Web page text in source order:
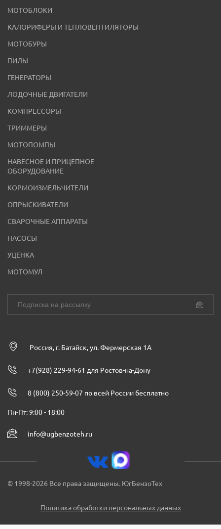
МОТОБЛОКИ
КАЛОРИФЕРЫ И ТЕПЛОВЕНТИЛЯТОРЫ
МОТОБУРЫ
ПИЛЫ
ГЕНЕРАТОРЫ
ЛОДОЧНЫЕ ДВИГАТЕЛИ
КОМПРЕССОРЫ
ТРИММЕРЫ
МОТОПОМПЫ
НАВЕСНОЕ И ПРИЦЕПНОЕ
ОБОРУДОВАНИЕ
КОРМОИЗМЕЛЬЧИТЕЛИ
ОПРЫСКИВАТЕЛИ
СВАРОЧНЫЕ АППАРАТЫ
НАСОСЫ
УЦЕНКА
МОТОМУЛ
Россия, г. Батайск, ул. Фермерская 1А
+7(928) 229-94-61 для Ростов-на-Дону
8 (800) 250-59-07 по всей России бесплатно
Пн-Пт: 9:00 - 18:00
info@ugbenzoteh.ru
© 1998-2026 Все права защищены. ЮгБензоТех
Политика обработки персональных данных